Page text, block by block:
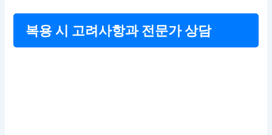
복용 시 고려사항과 전문가 상담